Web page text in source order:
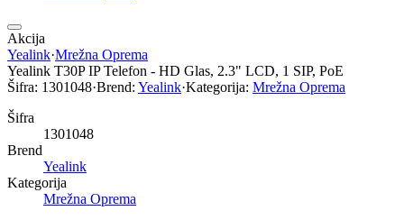
Akcija
Yealink·Mrežna Oprema
Yealink T30P IP Telefon - HD Glas, 2.3" LCD, 1 SIP, PoE
Šifra: 1301048·Brend: Yealink·Kategorija: Mrežna Oprema
Šifra
1301048
Brend
Yealink
Kategorija
Mrežna Oprema